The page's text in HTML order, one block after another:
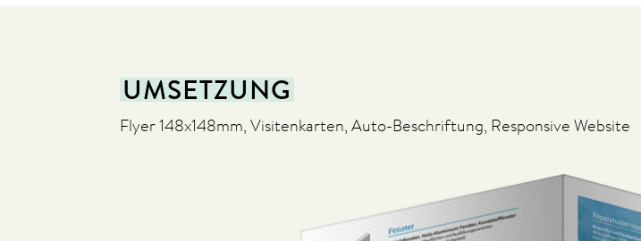
UMSETZUNG
Flyer 148x148mm, Visitenkarten, Auto-Beschriftung, Responsive Website